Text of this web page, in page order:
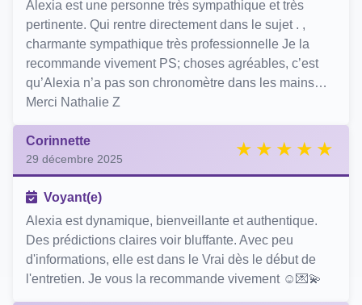
Alexia est une personne très sympathique et très
pertinente. Qui rentre directement dans le sujet . ,
charmante sympathique très professionnelle Je la
recommande vivement PS; choses agréables, c’est
qu’Alexia n’a pas son chronomètre dans les mains…
Merci Nathalie Z
Corinnette
29 décembre 2025
Voyant(e)
Alexia est dynamique, bienveillante et authentique.
Des prédictions claires voir bluffante. Avec peu
d'informations, elle est dans le Vrai dès le début de
l'entretien. Je vous la recommande vivement ☺️💌💫